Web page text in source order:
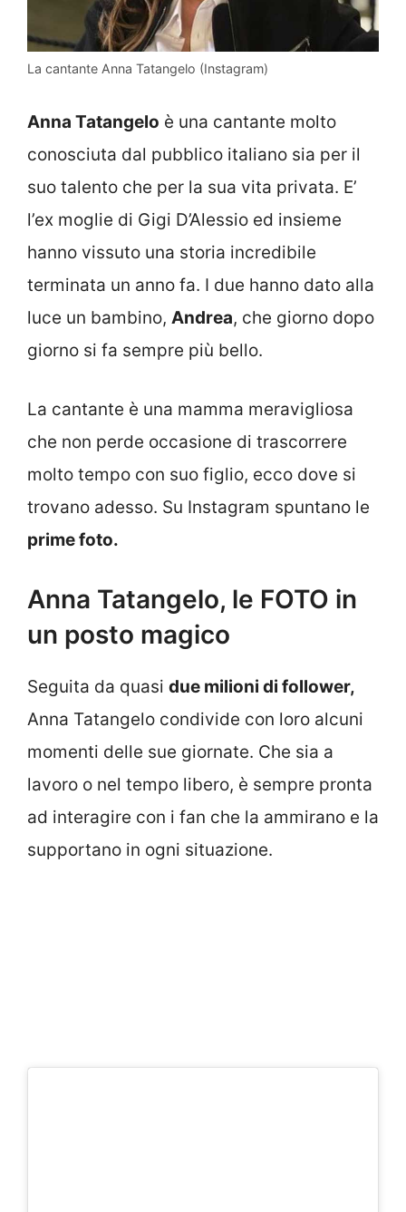
La cantante Anna Tatangelo (Instagram)
Anna Tatangelo è una cantante molto
conosciuta dal pubblico italiano sia per il
suo talento che per la sua vita privata. E’
l’ex moglie di Gigi D’Alessio ed insieme
hanno vissuto una storia incredibile
terminata un anno fa. I due hanno dato alla
luce un bambino, Andrea, che giorno dopo
giorno si fa sempre più bello.
La cantante è una mamma meravigliosa
che non perde occasione di trascorrere
molto tempo con suo figlio, ecco dove si
trovano adesso. Su Instagram spuntano le
prime foto.
Anna Tatangelo, le FOTO in
un posto magico
Seguita da quasi due milioni di follower,
Anna Tatangelo condivide con loro alcuni
momenti delle sue giornate. Che sia a
lavoro o nel tempo libero, è sempre pronta
ad interagire con i fan che la ammirano e la
supportano in ogni situazione.